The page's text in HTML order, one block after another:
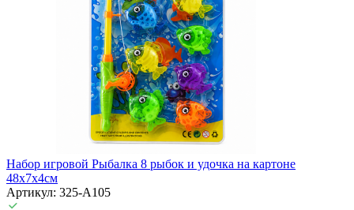
Набор игровой Рыбалка 8 рыбок и удочка на картоне
48х7х4см
Артикул: 325-A105